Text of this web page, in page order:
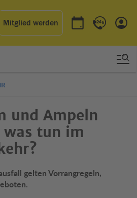
Mitglied werden
Termin buchen
Kontakt &
und Ampeln
tun im
gelten Vorrangregeln,